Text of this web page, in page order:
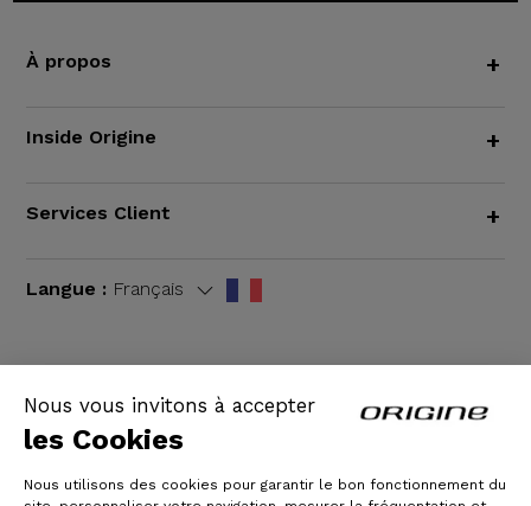
Nous vous invitons à accepter
les Cookies
Nous utilisons des cookies pour garantir le bon fonctionnement du
À propos +
Inside Origine +
Services Client +
Langue : Français
CGV | Mentions légales